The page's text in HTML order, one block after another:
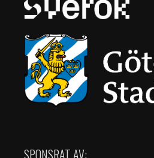
SPONSRAT AV: